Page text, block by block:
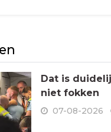
Dat is
niet fokken
07-08-2026